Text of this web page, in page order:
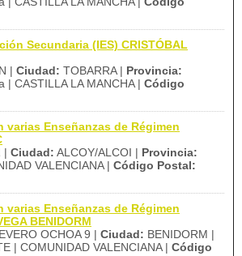
Secundaria (IES) CRISTÓBAL
| Ciudad: TOBARRA | Provincia:
| CASTILLA LA MANCHA | Código
varias Enseñanzas de Régimen
| Ciudad: ALCOY/ALCOI | Provincia:
VALENCIANA | Código Postal:
varias Enseñanzas de Régimen
BENIDORM
OCHOA 9 | Ciudad: BENIDORM |
| COMUNIDAD VALENCIANA | Código